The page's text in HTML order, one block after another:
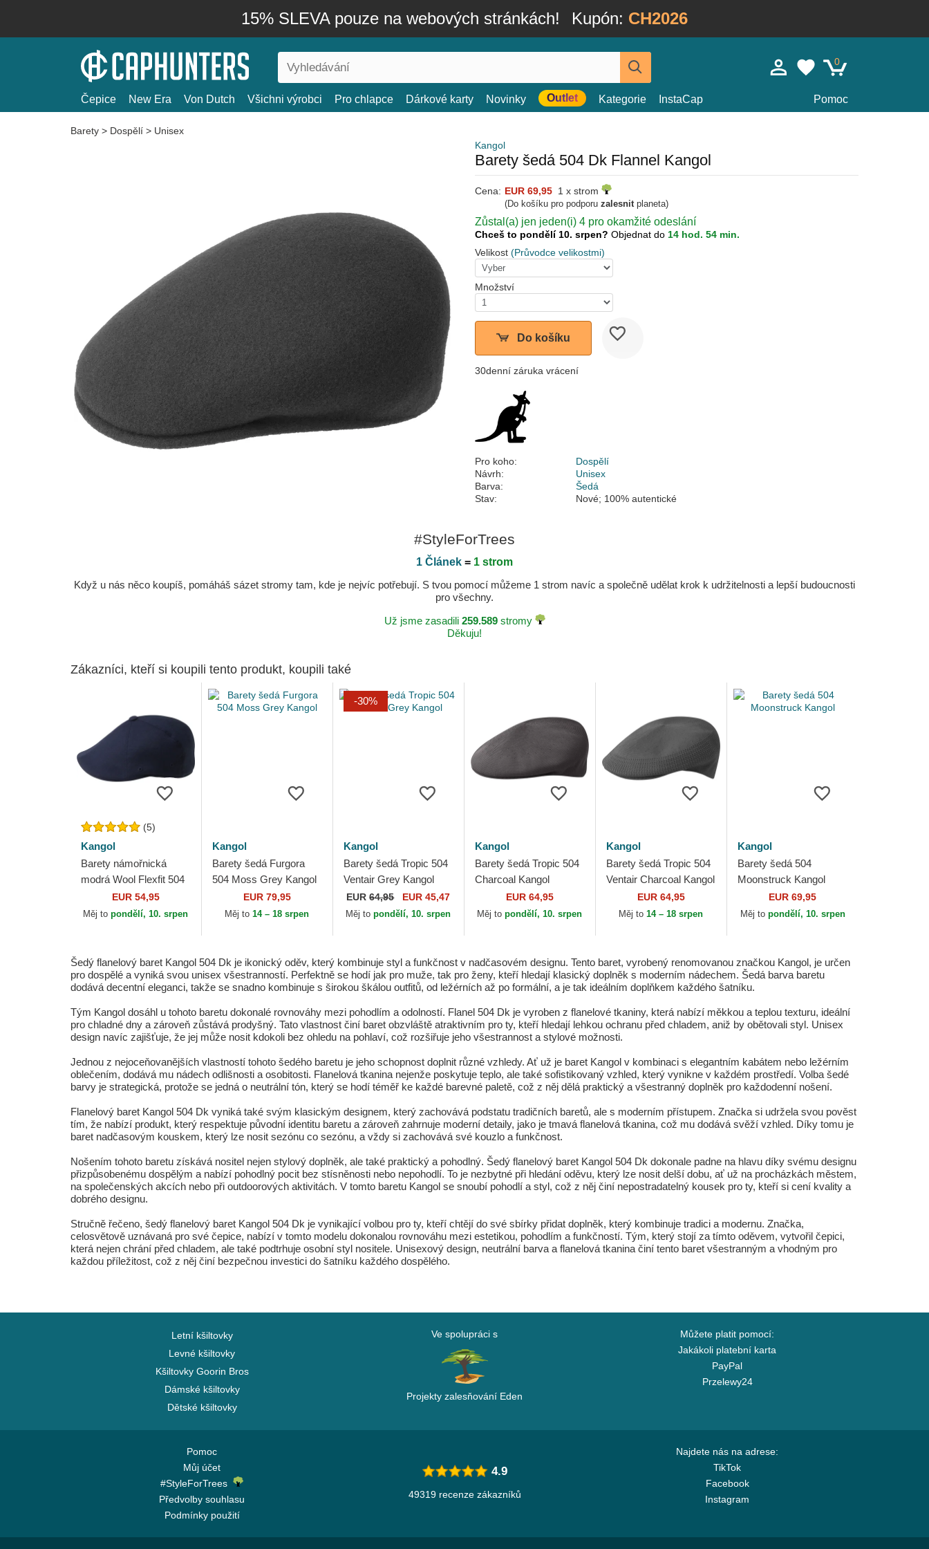
15% SLEVA pouze na webových stránkách! Kupón: CH2026
0
Čepice New Era Von Dutch Všichni výrobci Pro chlapce Dárkové karty Novinky Outlet Kategorie InstaCap Pomoc
Barety > Dospělí > Unisex
Kangol
Barety šedá 504 Dk Flannel Kangol
Cena: EUR 69,95 1 x strom
(Do košíku pro podporu zalesnitplaneta)
Zůstal(a) jen jeden(i) 4 pro okamžité odeslání
Chceš to pondělí 10. srpen? Objednat do 14 hod. 54 min.
Velikost (Průvodce velikostmi)
Množství
Do košíku
30denní záruka vrácení
Pro koho:
Dospělí
Návrh:
Unisex
Barva:
Šedá
Stav:
Nové; 100% autentické
#StyleForTrees
1 Článek = 1 strom
Když u nás něco koupíš, pomáháš sázet stromy tam, kde je nejvíc potřebují. S tvou pomocí můžeme 1 strom navíc a společně udělat krok k udržitelnosti a lepší budoucnosti
pro všechny.
Už jsme zasadili 259.589stromy
Děkuju!
Zákazníci, kteří si koupili tento produkt, koupili také
(5)
Kangol
Barety námořnická
modrá Wool Flexfit 504
Dk Blue Kangol
EUR 54,95
Měj topondělí, 10. srpen
Kangol
Barety šedá Furgora
504 Moss Grey Kangol
EUR 79,95
Měj to14 – 18 srpen
-30%
Kangol
Barety šedá Tropic 504
Ventair Grey Kangol
EUR64,95 EUR 45,47
Měj topondělí, 10. srpen
Kangol
Barety šedá Tropic 504
Charcoal Kangol
EUR 64,95
Měj topondělí, 10. srpen
Kangol
Barety šedá Tropic 504
Ventair Charcoal Kangol
EUR 64,95
Měj to14 – 18 srpen
Kangol
Barety šedá 504
Moonstruck Kangol
EUR 69,95
Měj to pondělí, 10. srpen
Šedý flanelový baret Kangol 504 Dk je ikonický oděv, který kombinuje styl a funkčnost v nadčasovém designu. Tento baret, vyrobený renomovanou značkou Kangol, je určen
pro dospělé a vyniká svou unisex všestranností. Perfektně se hodí jak pro muže, tak pro ženy, kteří hledají klasický doplněk s moderním nádechem. Šedá barva baretu
dodává decentní eleganci, takže se snadno kombinuje s širokou škálou outfitů, od ležérních až po formální, a je tak ideálním doplňkem každého šatníku.
Tým Kangol dosáhl u tohoto baretu dokonalé rovnováhy mezi pohodlím a odolností. Flanel 504 Dk je vyroben z flanelové tkaniny, která nabízí měkkou a teplou texturu, ideální
pro chladné dny a zároveň zůstává prodyšný. Tato vlastnost činí baret obzvláště atraktivním pro ty, kteří hledají lehkou ochranu před chladem, aniž by obětovali styl. Unisex
design navíc zajišťuje, že jej může nosit kdokoli bez ohledu na pohlaví, což rozšiřuje jeho všestrannost a stylové možnosti.
Jednou z nejoceňovanějších vlastností tohoto šedého baretu je jeho schopnost doplnit různé vzhledy. Ať už je baret Kangol v kombinaci s elegantním kabátem nebo ležérním
oblečením, dodává mu nádech odlišnosti a osobitosti. Flanelová tkanina nejenže poskytuje teplo, ale také sofistikovaný vzhled, který vynikne v každém prostředí. Volba šedé
barvy je strategická, protože se jedná o neutrální tón, který se hodí téměř ke každé barevné paletě, což z něj dělá praktický a všestranný doplněk pro každodenní nošení.
Flanelový baret Kangol 504 Dk vyniká také svým klasickým designem, který zachovává podstatu tradičních baretů, ale s moderním přístupem. Značka si udržela svou pověst
tím, že nabízí produkt, který respektuje původní identitu baretu a zároveň zahrnuje moderní detaily, jako je tmavá flanelová tkanina, což mu dodává svěží vzhled. Díky tomu je
baret nadčasovým kouskem, který lze nosit sezónu co sezónu, a vždy si zachovává své kouzlo a funkčnost.
Nošením tohoto baretu získává nositel nejen stylový doplněk, ale také praktický a pohodlný. Šedý flanelový baret Kangol 504 Dk dokonale padne na hlavu díky svému designu
přizpůsobenému dospělým a nabízí pohodlný pocit bez stísněnosti nebo nepohodlí. To je nezbytné při hledání oděvu, který lze nosit delší dobu, ať už na procházkách městem,
na společenských akcích nebo při outdoorových aktivitách. V tomto baretu Kangol se snoubí pohodlí a styl, což z něj činí nepostradatelný kousek pro ty, kteří si cení kvality a
dobrého designu.
Stručně řečeno, šedý flanelový baret Kangol 504 Dk je vynikající volbou pro ty, kteří chtějí do své sbírky přidat doplněk, který kombinuje tradici a modernu. Značka,
celosvětově uznávaná pro své čepice, nabízí v tomto modelu dokonalou rovnováhu mezi estetikou, pohodlím a funkčností. Tým, který stojí za tímto oděvem, vytvořil čepici,
která nejen chrání před chladem, ale také podtrhuje osobní styl nositele. Unisexový design, neutrální barva a flanelová tkanina činí tento baret všestranným a vhodným pro
každou příležitost, což z něj činí bezpečnou investici do šatníku každého dospělého.
Letní kšiltovky
Levné kšiltovky
Kšiltovky Goorin Bros
Dámské kšiltovky
Dětské kšiltovky
Ve spolupráci s
Projekty zalesňování Eden
Můžete platit pomocí:
Jakákoli platební karta
PayPal
Przelewy24
Pomoc
Můj účet
#StyleForTrees
Předvolby souhlasu
Podmínky použití
Najdete nás na adrese:
TikTok
Facebook
Instagram
4.9
49319 recenze zákazníků